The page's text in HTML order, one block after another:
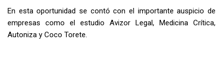
En esta oportunidad se contó con el importante auspicio de
empresas como el estudio Avizor Legal, Medicina Crítica,
Autoniza y Coco Torete.